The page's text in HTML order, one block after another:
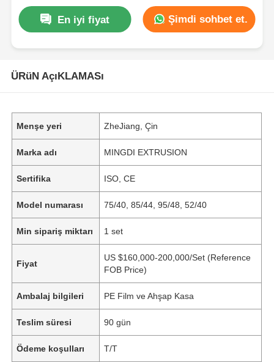
En iyi fiyat Şimdi sohbet et.
ÜRüN AçıKLAMASı
Menşe yeri ZheJiang, Çin
Marka adı MINGDI EXTRUSION
Sertifika ISO, CE
Model numarası 75/40, 85/44, 95/48, 52/40
Min sipariş miktarı 1 set
Fiyat
US $160,000-200,000/Set (Reference
FOB Price)
Ambalaj bilgileri PE Film ve Ahşap Kasa
Teslim süresi 90 gün
Ödeme koşulları T/T